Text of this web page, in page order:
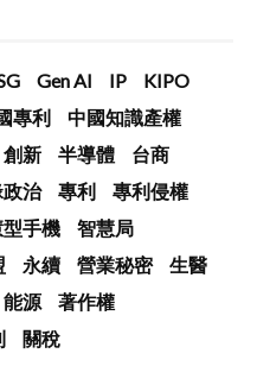
Gen AI IP
KIPO
專利
中國知識產權
創新 半導體
台商
治 專利
專利侵權
手機
智慧局
永續 營業秘密
生醫
能源
著作權
關稅